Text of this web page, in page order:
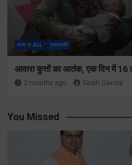
राज्य ALL उत्तरकाशी
आवारा कुत्तों का आतंक, एक दिन में 16
2 months ago Girish Gairola
You Missed